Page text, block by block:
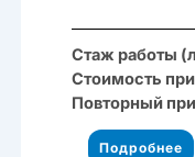
Стаж работы
Стоимость
Повторный
Подробнее